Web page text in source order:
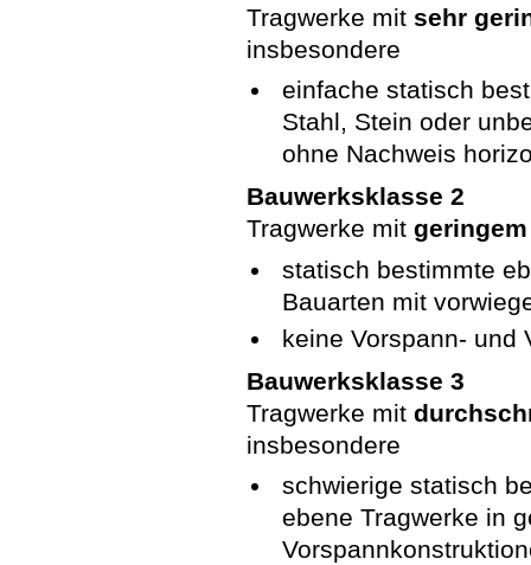
Tragwerke mit sehr
insbesondere
einfache statisch
Stahl, Stein oder
ohne Nachweis
Bauwerksklasse 2
Tragwerke mit
statisch bestimmte
Bauarten mit
keine Vorspann- und
Bauwerksklasse 3
Tragwerke mit
insbesondere
schwierige statisch
ebene Tragwerke in